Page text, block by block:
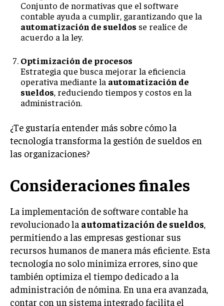
Conjunto de normativas que el software
contable ayuda a cumplir, garantizando que la
automatización de sueldos se realice de
acuerdo a la ley.
Optimización de procesos
Estrategia que busca mejorar la eficiencia
operativa mediante la automatización de
sueldos, reduciendo tiempos y costos en la
administración.
¿Te gustaría entender más sobre cómo la
tecnología transforma la gestión de sueldos en
las organizaciones?
Consideraciones finales
La implementación de software contable ha
revolucionado la automatización de sueldos,
permitiendo a las empresas gestionar sus
recursos humanos de manera más eficiente. Esta
tecnología no solo minimiza errores, sino que
también optimiza el tiempo dedicado a la
administración de nómina. En una era avanzada,
contar con un sistema integrado facilita el